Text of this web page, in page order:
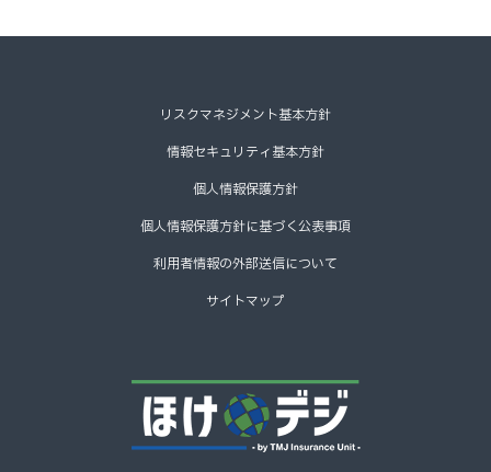
リスクマネジメント基本方針
情報セキュリティ基本方針
個人情報保護方針
個人情報保護方針に基づく公表事項
利用者情報の外部送信について
サイトマップ